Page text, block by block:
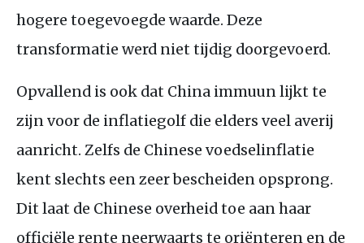
hogere toegevoegde waarde. Deze
transformatie werd niet tijdig doorgevoerd.
Opvallend is ook dat China immuun lijkt te
zijn voor de inflatiegolf die elders veel averij
aanricht. Zelfs de Chinese voedselinflatie
kent slechts een zeer bescheiden opsprong.
Dit laat de Chinese overheid toe aan haar
officiële rente neerwaarts te oriënteren en de